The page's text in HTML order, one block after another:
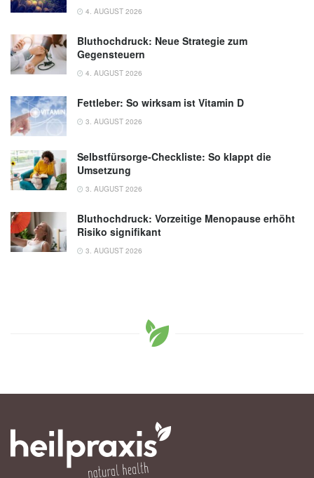
4. AUGUST 2026
Bluthochdruck: Neue Strategie zum
Gegensteuern
4. AUGUST 2026
Fettleber: So wirksam ist Vitamin D
3. AUGUST 2026
Selbstfürsorge-Checkliste: So klappt die
Umsetzung
3. AUGUST 2026
Bluthochdruck: Vorzeitige Menopause erhöht
Risiko signifikant
3. AUGUST 2026